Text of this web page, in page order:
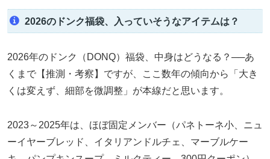
2026のドンク福袋、入っていそうなアイテムは？
2026年のドンク（DONQ）福袋、中身はどうなる？──あ
くまで【推測・考察】ですが、ここ数年の傾向から「大き
くは変えず、細部を微調整」が本線だと思います。
2023～2025年は、ほぼ固定メンバー（パネトーネ小、ニュ
ーイヤーブレッド、イタリアンドルチェ、マーブルケー